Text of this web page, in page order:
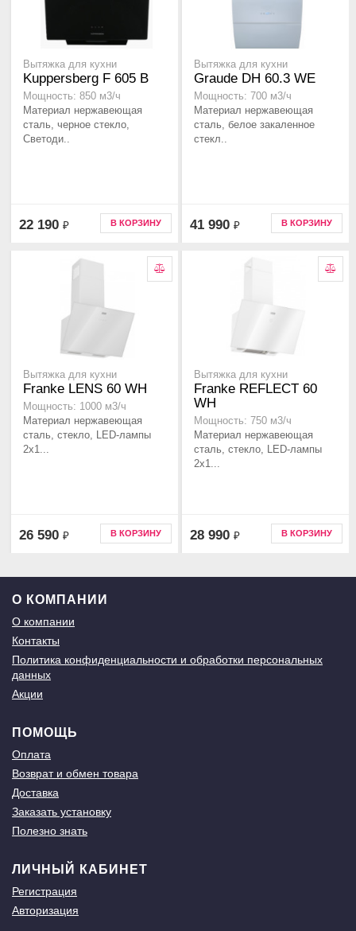
Вытяжка для кухни
Kuppersberg F 605 B
Мощность: 850 м3/ч
Материал нержавеющая
сталь, черное стекло,
Светоди..
22 190 ₽ В КОРЗИНУ
Вытяжка для кухни
Graude DH 60.3 WE
Мощность: 700 м3/ч
Материал нержавеющая
сталь, белое закаленное
стекл..
41 990 ₽ В КОРЗИНУ
Вытяжка для кухни
Franke LENS 60 WH
Мощность: 1000 м3/ч
Материал нержавеющая
сталь, стекло, LED-лампы
2х1...
26 590 ₽ В КОРЗИНУ
Вытяжка для кухни
Franke REFLECT 60
WH
Мощность: 750 м3/ч
Материал нержавеющая
сталь, стекло, LED-лампы
2х1...
28 990 ₽ В КОРЗИНУ
О КОМПАНИИ
О компании
Контакты
Политика конфиденциальности и обработки персональных
данных
Акции
ПОМОЩЬ
Оплата
Возврат и обмен товара
Доставка
Заказать установку
Полезно знать
ЛИЧНЫЙ КАБИНЕТ
Регистрация
Авторизация